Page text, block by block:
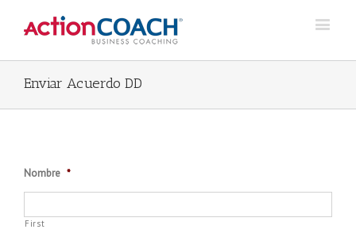
Enviar Acuerdo DD
Nombre *
First